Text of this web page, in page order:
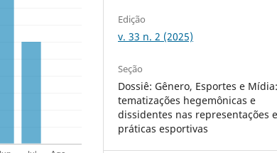
Edição
v. 33 n. 2 (2025)
Seção
Dossiê: Gênero, Esportes e
tematizações hegemônicas e
dissidentes nas representações
práticas esportivas